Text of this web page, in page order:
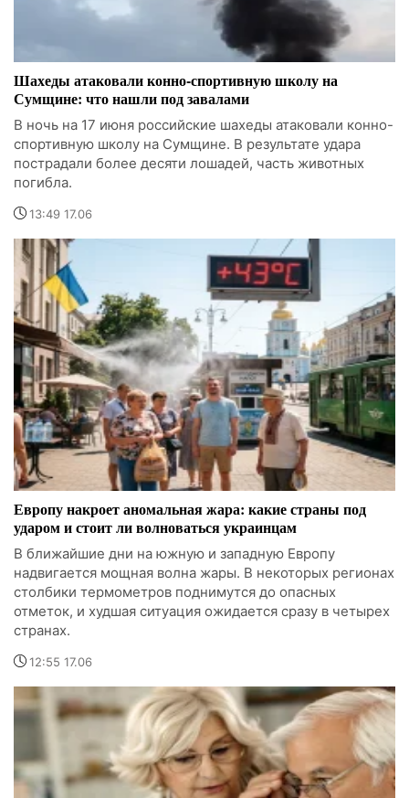
Шахеды атаковали конно-спортивную школу на
Сумщине: что нашли под завалами
В ночь на 17 июня российские шахеды атаковали конно-
спортивную школу на Сумщине. В результате удара
пострадали более десяти лошадей, часть животных
погибла.
13:49 17.06
Европу накроет аномальная жара: какие страны под
ударом и стоит ли волноваться украинцам
В ближайшие дни на южную и западную Европу
надвигается мощная волна жары. В некоторых регионах
столбики термометров поднимутся до опасных
отметок, и худшая ситуация ожидается сразу в четырех
странах.
12:55 17.06